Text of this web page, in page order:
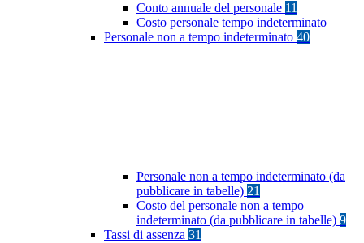
Conto annuale del personale 11
Costo personale tempo indeterminato
Personale non a tempo indeterminato 40
Personale non a tempo indeterminato (da
pubblicare in tabelle) 21
Costo del personale non a tempo
indeterminato (da pubblicare in tabelle) 9
Tassi di assenza 31